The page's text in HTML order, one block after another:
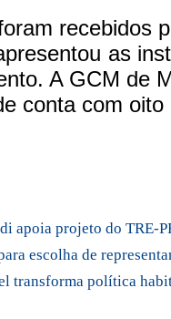
recebidos
as
A GCM de
conta com
apoia projeto do TRE-
escolha de
transforma política